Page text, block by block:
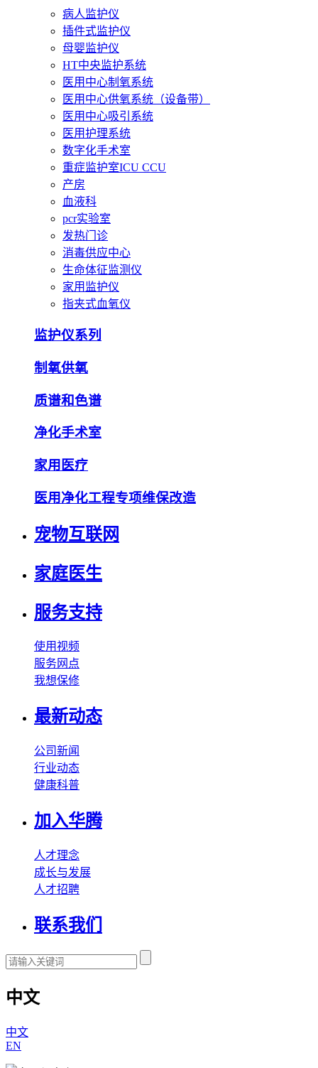
病人监护仪
插件式监护仪
母婴监护仪
HT中央监护系统
医用中心制氧系统
医用中心供氧系统（设备带）
医用中心吸引系统
医用护理系统
数字化手术室
重症监护室ICU CCU
产房
血液科
pcr实验室
发热门诊
消毒供应中心
生命体征监测仪
家用监护仪
指夹式血氧仪
监护仪系列
制氧供氧
质谱和色谱
净化手术室
家用医疗
医用净化工程专项维保改造
宠物互联网
家庭医生
服务支持
使用视频
服务网点
我想保修
最新动态
公司新闻
行业动态
健康科普
加入华腾
人才理念
成长与发展
人才招聘
联系我们
中文
中文
EN